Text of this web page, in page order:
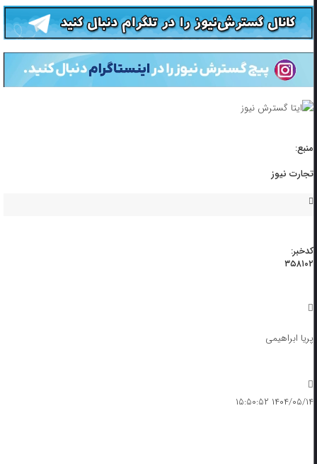
منبع:
تجارت نیوز
کدخبر:
۳۵۸۱۰۲
پریا ابراهیمی
۱۴۰۴/۰۵/۱۴ ۱۵:۵۰:۵۲